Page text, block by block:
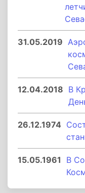
31.05.2019
12.04.2018 В
26.12.1974
15.05.1961
В